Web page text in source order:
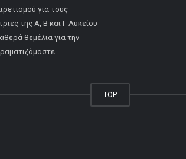
για τους
της Α, Β και Γ Λυκείου
θεμέλια για την
TOP